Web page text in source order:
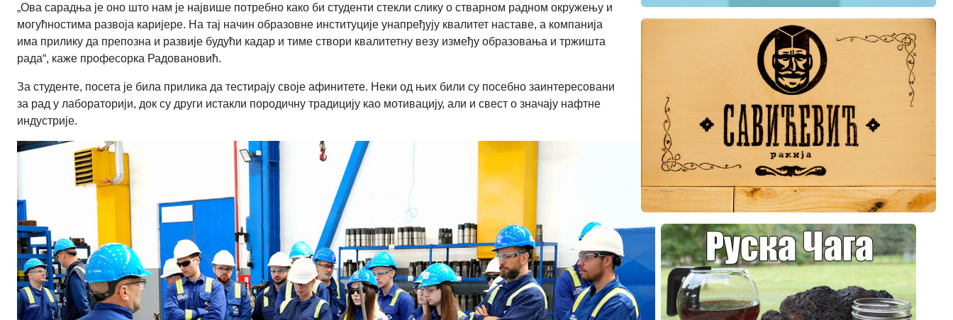
„Ова сарадња је оно што нам је највише потребно како би студенти стекли слику о стварном радном окружењу и
могућностима развоја каријере. На тај начин образовне институције унапређују квалитет наставе, а компанија
има прилику да препозна и развије будући кадар и тиме створи квалитетну везу између образовања и тржишта
рада“, каже професорка Радовановић.
За студенте, посета је била прилика да тестирају своје афинитете. Неки од њих били су посебно заинтересовани
за рад у лабораторији, док су други истакли породичну традицију као мотивацију, али и свест о значају нафтне
индустрије.